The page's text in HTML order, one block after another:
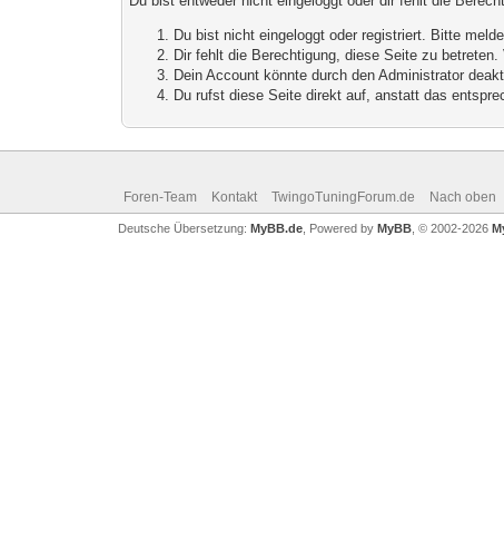
Du bist nicht eingeloggt oder registriert. Bitte
Dir fehlt die Berechtigung, diese Seite zu
Dein Account könnte durch den Administrator
Du rufst diese Seite direkt auf, anstatt das
Foren-Team Kontakt TwingoTuningForum.de Nach oben
Deutsche Übersetzung: MyBB.de, Powered by MyBB, © 2002-2026